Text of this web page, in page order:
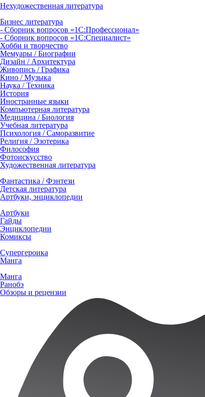
Нехудожественная литература
Бизнес литература
- Сборник вопросов «1С:Профессионал»
- Сборник вопросов «1С:Специалист»
Хобби и творчество
Мемуары / Биографии
Дизайн / Архитектура
Живопись / Графика
Кино / Музыка
Наука / Техника
История
Иностранные языки
Компьютерная литература
Медицина / Биология
Учебная литература
Психология / Саморазвитие
Религия / Эзотерика
Философия
Фотоискусство
Художественная литература
Фантастика / Фэнтези
Детская литература
Артбуки, энциклопедии
Артбуки
Гайды
Энциклопедии
Комиксы
Супергероика
Манга
Манга
Ранобэ
Обзоры и рецензии